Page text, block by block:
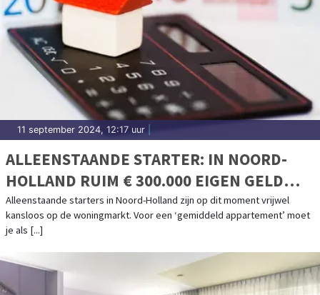
11 september 2024, 12:17 uur
ALLEENSTAANDE STARTER: IN NOORD-
HOLLAND RUIM € 300.000 EIGEN GELD
NODIG VOOR EEN APPARTEMENT
Alleenstaande starters in Noord-Holland zijn op dit moment vrijwel
kansloos op de woningmarkt. Voor een ‘gemiddeld appartement’ moet
je als [...]